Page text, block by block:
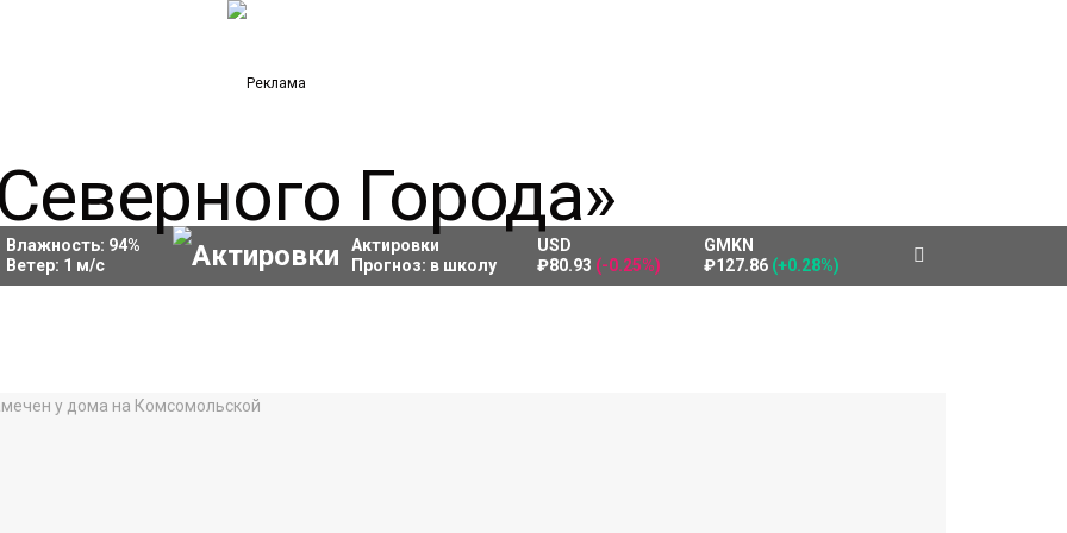
Влажность: 94%
Ветер: 1 м/с
Актировки
Прогноз: в школу
USD
₽80.93 (-0.25%)
GMKN
₽127.86 (+0.28%)